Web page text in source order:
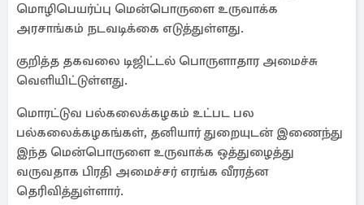
மொழிபெயர்ப்பு மென்பொருளை உருவாக்க
அரசாங்கம் நடவடிக்கை எடுத்துள்ளது.
குறித்த தகவலை டிஜிட்டல் பொருளாதார அமைச்சு
வெளியிட்டுள்ளது.
மொரட்டுவ பல்கலைக்கழகம் உட்பட பல
பல்கலைக்கழகங்கள், தனியார் துறையுடன் இணைந்து
இந்த மென்பொருளை உருவாக்க ஒத்துழைத்து
வருவதாக பிரதி அமைச்சர் எரங்க வீரரத்ன
தெரிவித்துள்ளார்.